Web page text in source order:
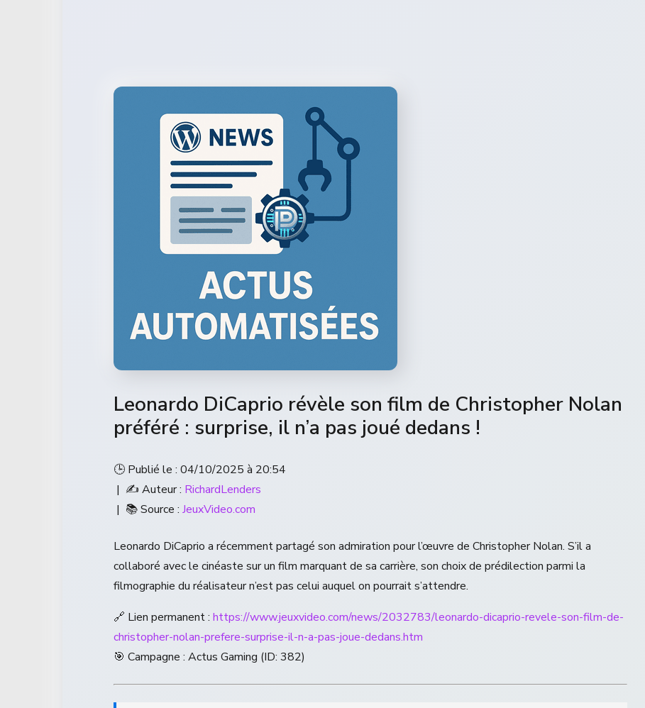
Leonardo DiCaprio révèle son film de Christopher Nolan
préféré : surprise, il n’a pas joué dedans !
🕒 Publié le : 04/10/2025 à 20:54
| ✍️ Auteur : RichardLenders
| 📚 Source : JeuxVideo.com
Leonardo DiCaprio a récemment partagé son admiration pour l’œuvre de Christopher Nolan. S’il a
collaboré avec le cinéaste sur un film marquant de sa carrière, son choix de prédilection parmi la
filmographie du réalisateur n’est pas celui auquel on pourrait s’attendre.
🔗 Lien permanent : https://www.jeuxvideo.com/news/2032783/leonardo-dicaprio-revele-son-film-de-
christopher-nolan-prefere-surprise-il-n-a-pas-joue-dedans.htm
🎯 Campagne : Actus Gaming (ID: 382)